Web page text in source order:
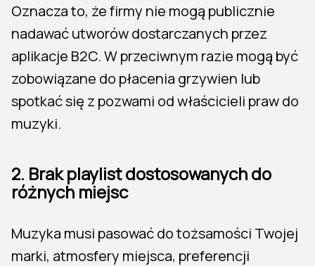
Oznacza to, że firmy nie mogą publicznie
nadawać utworów dostarczanych przez
aplikacje B2C. W przeciwnym razie mogą być
zobowiązane do płacenia grzywien lub
spotkać się z pozwami od właścicieli praw do
muzyki.
2. Brak playlist dostosowanych do
różnych miejsc
Muzyka musi pasować do tożsamości Twojej
marki, atmosfery miejsca, preferencji